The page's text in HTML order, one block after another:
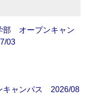
部 オープンキャン
03
ャンパス 2026/08